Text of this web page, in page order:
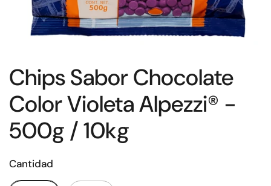
Chips Sabor Chocolate
Color Violeta Alpezzi® -
500g / 10kg
Cantidad